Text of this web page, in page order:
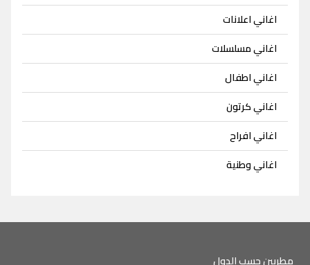
اغاني اعلانات
اغاني مسلسلات
اغاني اطفال
اغاني كرتون
اغاني افراح
اغاني وطنية
مطربين حسب الدول